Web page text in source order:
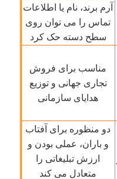
آرم برند، نام یا اطلاعات
تماس را می توان روی
سطح دسته حک کرد
مناسب برای فروش
تجاری جهانی و توزیع
هدایای سازمانی
دو منظوره برای آفتاب
و باران، عملی بودن و
ارزش تبلیغاتی را
متعادل می کند